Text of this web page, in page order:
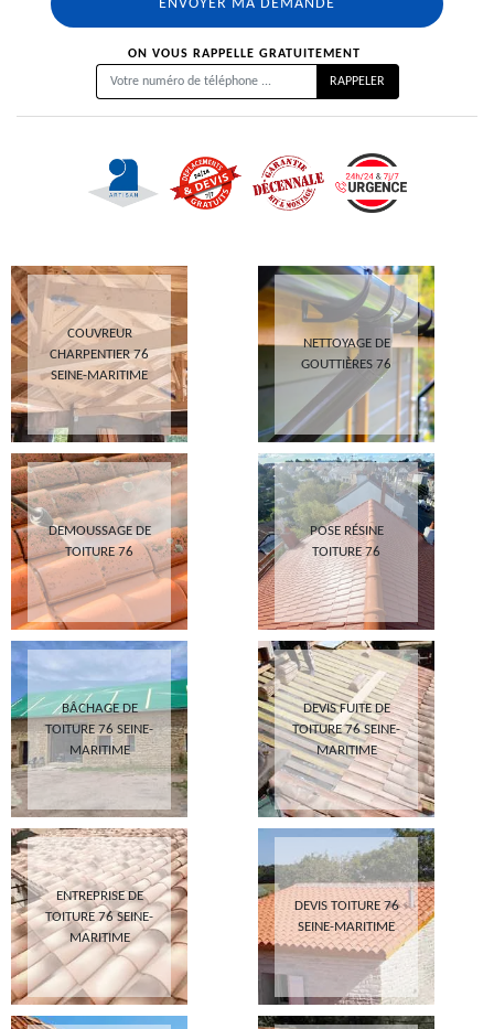
ON VOUS RAPPELLE GRATUITEMENT
COUVREUR
CHARPENTIER 76
SEINE-MARITIME
NETTOYAGE DE
GOUTTIÈRES 76
DEMOUSSAGE DE
TOITURE 76
POSE RÉSINE
TOITURE 76
BÂCHAGE DE
TOITURE 76 SEINE-
MARITIME
DEVIS FUITE DE
TOITURE 76 SEINE-
MARITIME
ENTREPRISE DE
TOITURE 76 SEINE-
MARITIME
DEVIS TOITURE 76
SEINE-MARITIME